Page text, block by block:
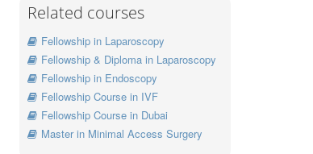
Related courses
Fellowship in Laparoscopy
Fellowship & Diploma in Laparoscopy
Fellowship in Endoscopy
Fellowship Course in IVF
Fellowship Course in Dubai
Master in Minimal Access Surgery